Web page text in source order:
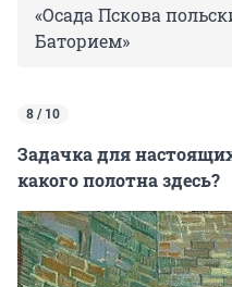
«Осада Пскова
Баторием»
8 / 10
Задачка для
какого полотна здесь?